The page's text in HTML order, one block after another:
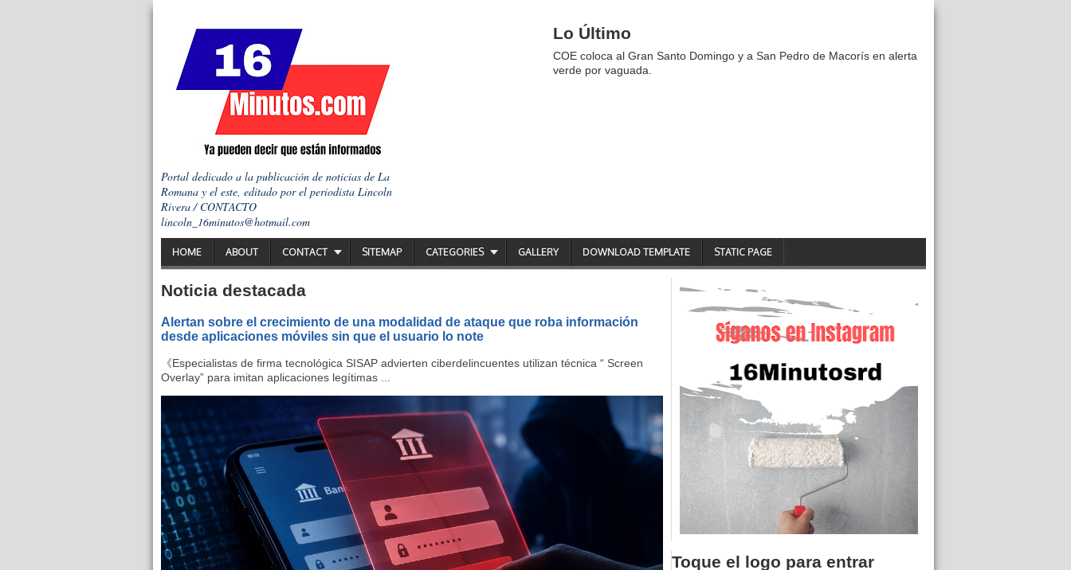
Portal dedicado a la publicación de noticias de La
Romana y el este, editado por el periodista Lincoln
Rivera / CONTACTO
lincoln_16minutos@hotmail.com
Lo Último
COE coloca al Gran Santo Domingo y a San Pedro de Macorís en alerta
verde por vaguada.
HOME ABOUT CONTACT SITEMAP CATEGORIES GALLERY DOWNLOAD TEMPLATE STATIC PAGE
Noticia destacada
Alertan sobre el crecimiento de una modalidad de ataque que roba información
desde aplicaciones móviles sin que el usuario lo note
《Especialistas de firma tecnológica SISAP advierten ciberdelincuentes utilizan técnica “ Screen
Overlay” para imitan aplicaciones legítimas ...
Toque el logo para entrar